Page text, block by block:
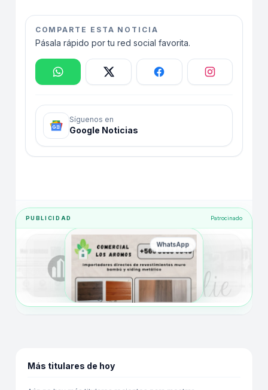
COMPARTE ESTA NOTICIA
Pásala rápido por tu red social favorita.
Síguenos en
Google Noticias
PUBLICIDAD Patrocinado
WhatsApp
Más titulares de hoy